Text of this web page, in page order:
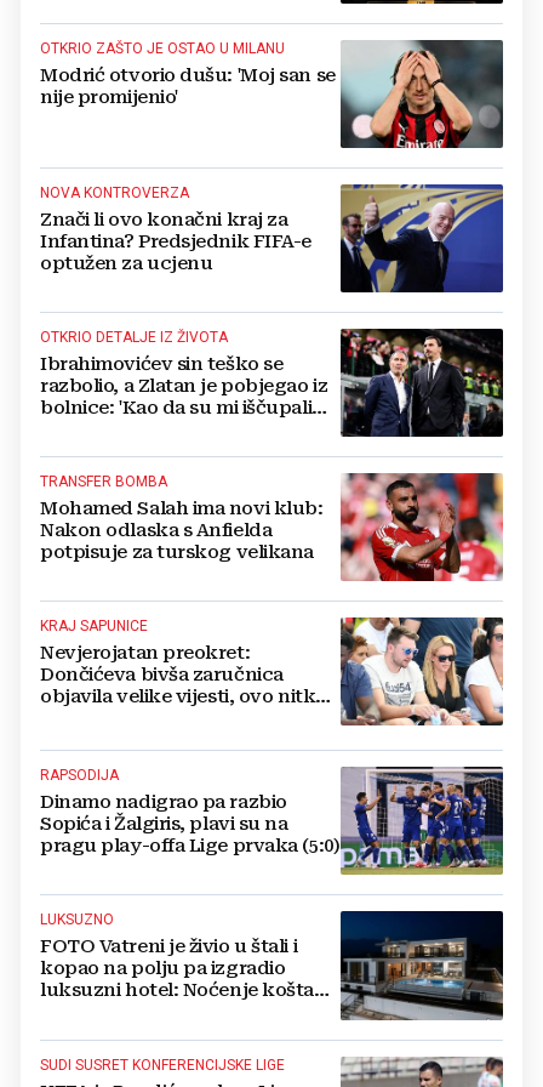
OTKRIO ZAŠTO JE OSTAO U MILANU
Modrić otvorio dušu: 'Moj san se
nije promijenio'
NOVA KONTROVERZA
Znači li ovo konačni kraj za
Infantina? Predsjednik FIFA-e
optužen za ucjenu
OTKRIO DETALJE IZ ŽIVOTA
Ibrahimovićev sin teško se
razbolio, a Zlatan je pobjegao iz
bolnice: 'Kao da su mi iščupali
TRANSFER BOMBA
Mohamed Salah ima novi klub:
Nakon odlaska s Anfielda
potpisuje za turskog velikana
KRAJ SAPUNICE
Nevjerojatan preokret:
Dončićeva bivša zaručnica
objavila velike vijesti, ovo nitko
RAPSODIJA
Dinamo nadigrao pa razbio
Sopića i Žalgiris, plavi su na
pragu play-offa Lige prvaka (5:0)
LUKSUZNO
FOTO Vatreni je živio u štali i
kopao na polju pa izgradio
luksuzni hotel: Noćenje košta
SUDI SUSRET KONFERENCIJSKE LIGE